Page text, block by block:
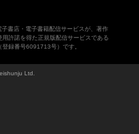
書店・電子書籍配信サービスが、著作
用許諾を得た正規版配信サービスである
登録番号6091713号）です。
Ltd.